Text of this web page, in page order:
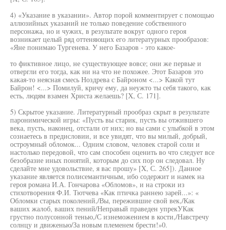
4) «Указание в указании». Автор порой комментирует с помощью
аллюзийных указаний не только поведение собственного
персонажа, но и чужих, в результате вокруг одного героя
возникает целый ряд оттеняющих его литературных прообразов:
«Яне понимаю Тургенева. У него Базаров - это какое-
то фиктивное лицо, не существующее вовсе; они же первые и
отвергли его тогда, как ни на что не похожее. Этот Базаров это
какая-то неясная смесь Ноздрева с Байроном <...> Какой тут
Байрон! <...> Помилуй, кричу ему, да неужто ты себя такого, как
есть, людям взамен Христа желаешь? [X, С. 171].
5) Скрытое указание. Литературный прообраз скрыт в результате
паронимической игры: «Пусть вы старик, пусть вы отжившего
века, пусть, наконец, отстали от них; но вы сами с улыбкой в этом
сознаетесь в предисловии, и все увидят, что вы милый, добрый,
остроумный обломок... Одним словом, человек старой соли и
настолько передовой, что сам способен оценить во что следует все
безобразие иных понятий, которым до сих пор он следовал. Ну
сделайте мне удовольствие, я вас прошу» [X, С. 265]). Данное
указание является полисемантичным, ибо содержит и намек на
героя романа И.А. Гончарова «Обломов», и на строки из
стихотворения Ф.И. Тютчева «Как птичка раннею зарей...»: «
Обломки старых поколений,/Вы, пережившие свой век,/Как
ваших жалоб, ваших пений/Неправый праведен упрекУКак
грустно полусонной тенью,/С изнеможением в кости,/Навстречу
солнцу и движенью/За новым племенем брести!»0.